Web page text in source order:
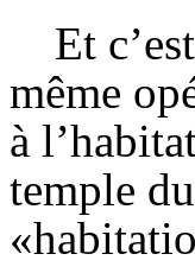
Et
même
à
temple